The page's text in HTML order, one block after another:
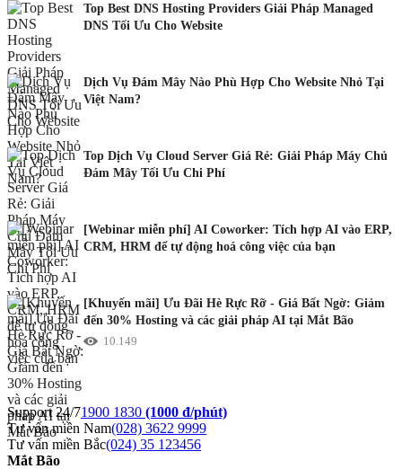
Top Best DNS Hosting Providers Giải Pháp Managed
DNS Tối Ưu Cho Website
Dịch Vụ Đám Mây Nào Phù Hợp Cho Website Nhỏ Tại
Việt Nam?
Top Dịch Vụ Cloud Server Giá Rẻ: Giải Pháp Máy Chủ
Đám Mây Tối Ưu Chi Phí
[Webinar miễn phí] AI Coworker: Tích hợp AI vào ERP,
CRM, HRM để tự động hoá công việc của bạn
[Khuyến mãi] Ưu Đãi Hè Rực Rỡ - Giá Bất Ngờ: Giảm
đến 30% Hosting và các giải pháp AI tại Mắt Bão
10.149
Support 24/71900 1830 (1000 đ/phút)
Tư vấn miền Nam(028) 3622 9999
Tư vấn miền Bắc(024) 35 123456
Mắt Bão